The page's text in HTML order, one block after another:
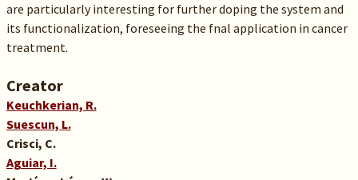
are particularly interesting for further doping the system and
its functionalization, foreseeing the fnal application in cancer
treatment.
Creator
Keuchkerian, R.
Suescun, L.
Crisci, C.
Aguiar, I.